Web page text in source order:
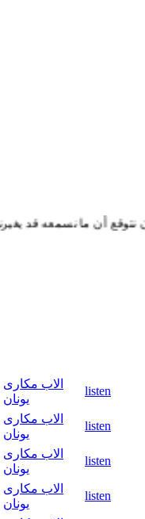
أن ما نسمعه قد يغيرنا
الاب مكارى
يونان
listen
الاب مكارى
يونان
listen
الاب مكارى
يونان
listen
الاب مكارى
يونان
listen